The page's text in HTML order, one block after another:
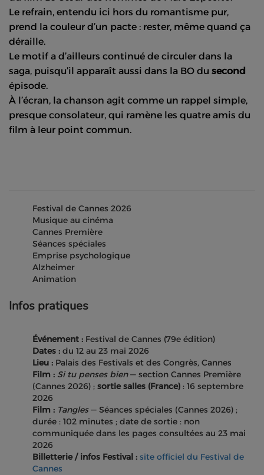
Le refrain, entendu ici hors du romantisme pur,
prend la couleur d’un pacte : rester, même quand ça
déraille.
Le motif a d’ailleurs continué de circuler dans la
saga, puisqu’il apparaît aussi dans la BO du second
épisode.
À l’écran, la chanson agit comme un rappel simple,
presque consolateur, qui ramène les quatre amis du
film à leur point commun.
Festival de Cannes 2026
Musique au cinéma
Cannes Première
Séances spéciales
Emprise psychologique
Alzheimer
Animation
Infos pratiques
Événement : Festival de Cannes (79e édition)
Dates : du 12 au 23 mai 2026
Lieu : Palais des Festivals et des Congrès, Cannes
Film : Si tu penses bien— section Cannes Première
(Cannes 2026) ; sortie salles (France) : 16 septembre
2026
Film : Tangles— Séances spéciales (Cannes 2026) ;
durée : 102 minutes ; date de sortie : non
communiquée dans les pages consultées au 23 mai
2026
Billetterie / infos Festival : site officiel du Festival de
Cannes